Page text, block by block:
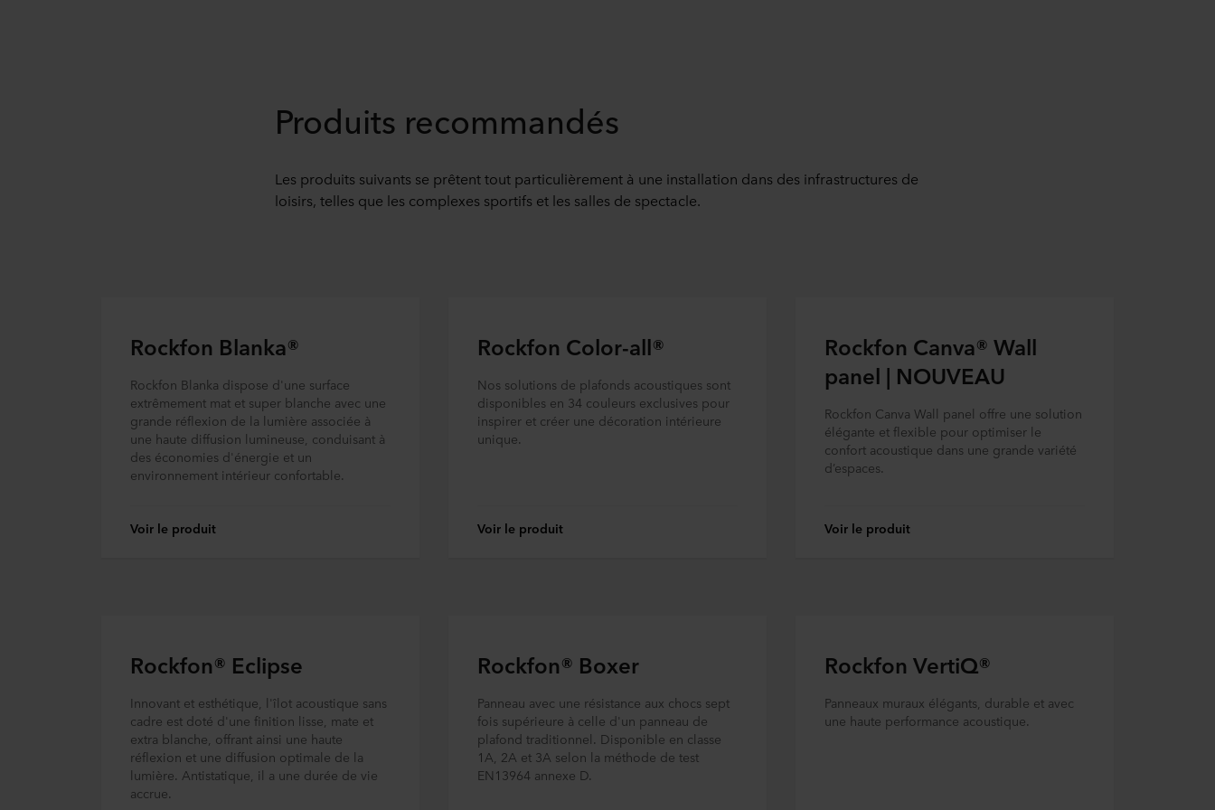
Produits recommandés
Les produits suivants se prêtent tout particulièrement à une installation dans des infrastructures de
loisirs, telles que les complexes sportifs et les salles de spectacle.
Rockfon Blanka®
Rockfon Blanka dispose d'une surface
extrêmement mat et super blanche avec une
grande réflexion de la lumière associée à
une haute diffusion lumineuse, conduisant à
des économies d'énergie et un
environnement intérieur confortable.
Voir le produit
Rockfon Color-all®
Nos solutions de plafonds acoustiques sont
disponibles en 34 couleurs exclusives pour
inspirer et créer une décoration intérieure
unique.
Voir le produit
Rockfon Canva® Wall
panel | NOUVEAU
Rockfon Canva Wall panel offre une solution
élégante et flexible pour optimiser le
confort acoustique dans une grande variété
d’espaces.
Voir le produit
Rockfon® Eclipse
Innovant et esthétique, l'îlot acoustique sans
cadre est doté d'une finition lisse, mate et
extra blanche, offrant ainsi une haute
réflexion et une diffusion optimale de la
lumière. Antistatique, il a une durée de vie
accrue.
Rockfon® Boxer
Panneau avec une résistance aux chocs sept
fois supérieure à celle d'un panneau de
plafond traditionnel. Disponible en classe
1A, 2A et 3A selon la méthode de test
EN13964 annexe D.
Rockfon VertiQ®
Panneaux muraux élégants, durable et avec
une haute performance acoustique.